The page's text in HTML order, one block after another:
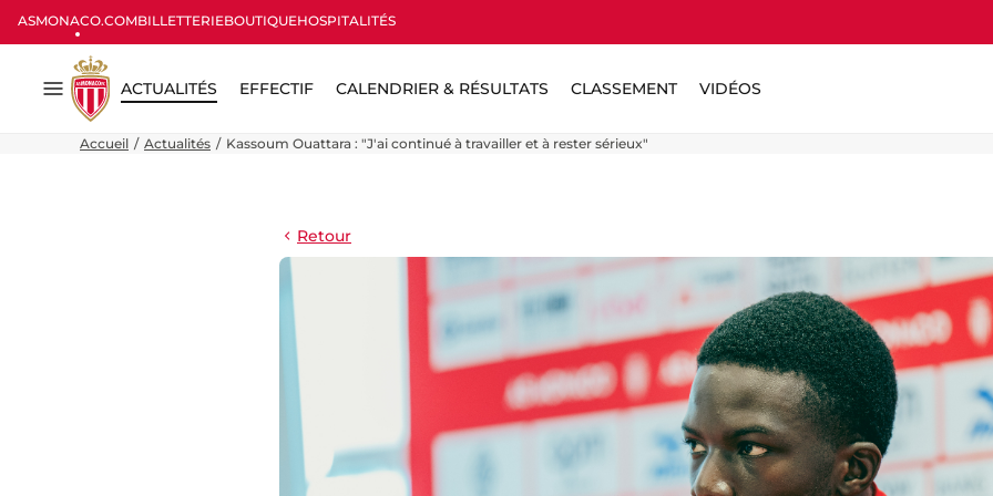
ASMONACO.COMBILLETTERIEBOUTIQUEHOSPITALITÉS
Menu
ACTUALITÉS EFFECTIF CALENDRIER & RÉSULTATS CLASSEMENT VIDÉOS
Accueil Actualités Kassoum Ouattara : "J'ai continué à travailler et à rester sérieux"
Retour